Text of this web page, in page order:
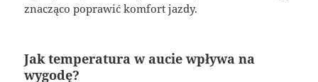
znacząco poprawić komfort jazdy.
Jak temperatura w aucie wpływa na
wygodę?